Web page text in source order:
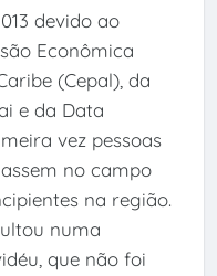
devido ao
Econômica
(Cepal), da
e da Data
vez pessoas
no campo
na região.
numa
que não foi